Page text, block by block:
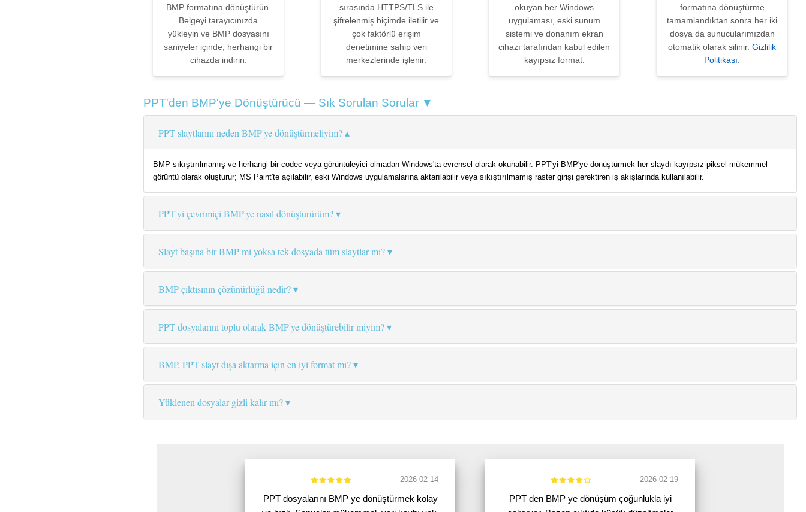
BMP formatına dönüştürün.
Belgeyi tarayıcınızda
yükleyin ve BMP dosyasını
saniyeler içinde, herhangi bir
cihazda indirin.
sırasında HTTPS/TLS ile
şifrelenmiş biçimde iletilir ve
çok faktörlü erişim
denetimine sahip veri
merkezlerinde işlenir.
okuyan her Windows
uygulaması, eski sunum
sistemi ve donanım ekran
cihazı tarafından kabul edilen
kayıpsız format.
formatına dönüştürme
tamamlandıktan sonra her iki
dosya da sunucularımızdan
otomatik olarak silinir. Gizlilik
Politikası
PPT'den BMP'ye Dönüştürücü — Sık Sorulan Sorular ▼
PPT slaytlarını neden BMP'ye dönüştürmeliyim?
BMP sıkıştırılmamış ve herhangi bir codec veya görüntüleyici olmadan Windows'ta evrensel olarak okunabilir. PPT'yi BMP'ye dönüştürmek her slaydı kayıpsız piksel mükemmel
görüntü olarak oluşturur; MS Paint'te açılabilir, eski Windows uygulamalarına aktarılabilir veya sıkıştırılmamış raster girişi gerektiren iş akışlarında kullanılabilir.
PPT'yi çevrimiçi BMP'ye nasıl dönüştürürüm?
Slayt başına bir BMP mi yoksa tek dosyada tüm slaytlar mı?
BMP çıktısının çözünürlüğü nedir?
PPT dosyalarını toplu olarak BMP'ye dönüştürebilir miyim?
BMP, PPT slayt dışa aktarma için en iyi format mı?
Yüklenen dosyalar gizli kalır mı?
2026-02-14
PPT dosyalarını BMP ye dönüştürmek kolay
2026-02-19
PPT den BMP ye dönüşüm çoğunlukla iyi